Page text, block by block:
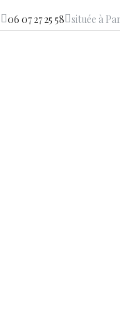
06 07 27 25 58 située à